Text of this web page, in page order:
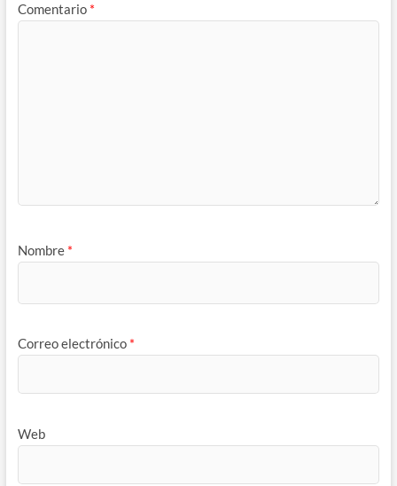
Comentario *
Nombre *
Correo electrónico *
Web